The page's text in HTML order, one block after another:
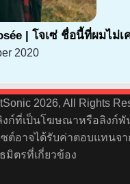
| โจเซ่ ชื่อนี้ที่ผมไม่เ
2020
2026, All Rights
งก์ที่เป็นโฆษณาหรือลิงก์
ซต์อาจได้รับค่าตอบแทนจ
ตรที่เกี่ยวข้อง